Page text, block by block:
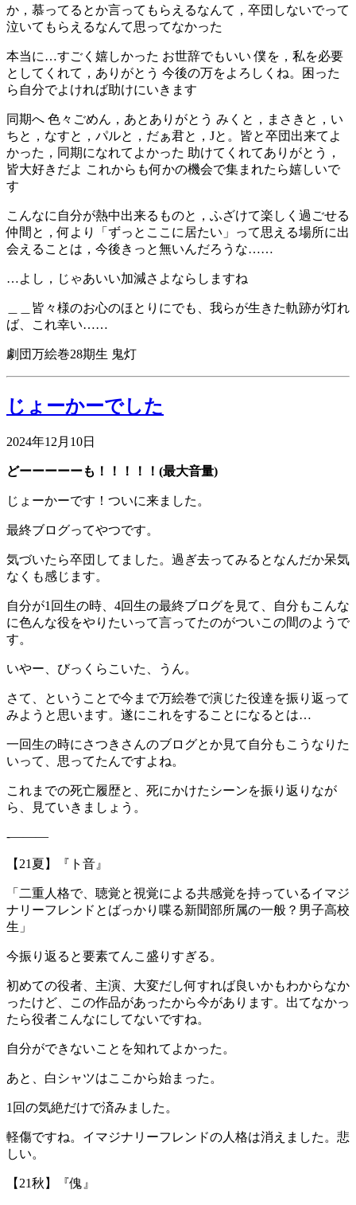
か，慕ってるとか言ってもらえるなんて，卒団しないでって
泣いてもらえるなんて思ってなかった
本当に…すごく嬉しかった お世辞でもいい 僕を，私を必要
としてくれて，ありがとう 今後の万をよろしくね。困った
ら自分でよければ助けにいきます
同期へ 色々ごめん，あとありがとう みくと，まさきと，い
ちと，なすと，パルと，だぁ君と，Jと。皆と卒団出来てよ
かった，同期になれてよかった 助けてくれてありがとう，
皆大好きだよ これからも何かの機会で集まれたら嬉しいで
す
こんなに自分が熱中出来るものと，ふざけて楽しく過ごせる
仲間と，何より「ずっとここに居たい」って思える場所に出
会えることは，今後きっと無いんだろうな……
…よし，じゃあいい加減さよならしますね
＿＿皆々様のお心のほとりにでも、我らが生きた軌跡が灯れ
ば、これ幸い……
劇団万絵巻28期生 鬼灯
じょーかーでした
2024年12月10日
どーーーーーも！！！！！(最大音量)
じょーかーです！ついに来ました。
最終ブログってやつです。
気づいたら卒団してました。過ぎ去ってみるとなんだか呆気
なくも感じます。
自分が1回生の時、4回生の最終ブログを見て、自分もこんな
に色んな役をやりたいって言ってたのがついこの間のようで
す。
いやー、びっくらこいた、うん。
さて、ということで今まで万絵巻で演じた役達を振り返って
みようと思います。遂にこれをすることになるとは…
一回生の時にさつきさんのブログとか見て自分もこうなりた
いって、思ってたんですよね。
これまでの死亡履歴と、死にかけたシーンを振り返りなが
ら、見ていきましょう。
-———
【21夏】『ト音』
「二重人格で、聴覚と視覚による共感覚を持っているイマジ
ナリーフレンドとばっかり喋る新聞部所属の一般？男子高校
生」
今振り返ると要素てんこ盛りすぎる。
初めての役者、主演、大変だし何すれば良いかもわからなか
ったけど、この作品があったから今があります。出てなかっ
たら役者こんなにしてないですね。
自分ができないことを知れてよかった。
あと、白シャツはここから始まった。
1回の気絶だけで済みました。
軽傷ですね。イマジナリーフレンドの人格は消えました。悲
しい。
【21秋】『傀』